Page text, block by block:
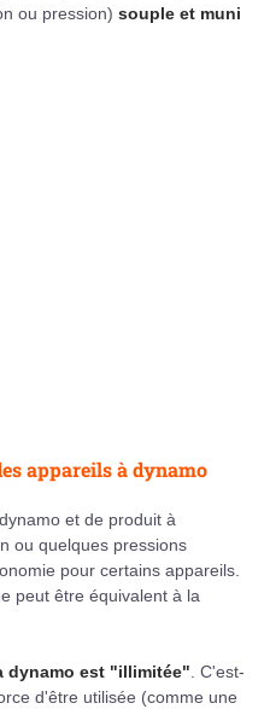
ou pression) souple et muni
appareils à dynamo
et de produit à
ou quelques pressions
pour certains appareils.
peut être équivalent à la
dynamo est "illimitée" . C'est-
d'être utilisée (comme une